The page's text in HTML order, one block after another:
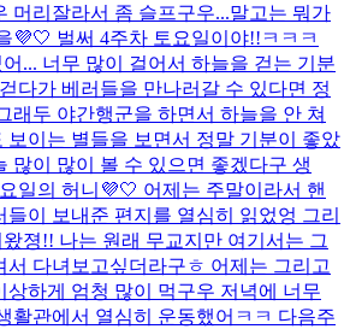
머리잘라서 좀 슬프구우...말고는 뭐가
💜🤍 벌써 4주차 토요일이야!!ㅋㅋㅋ
... 너무 많이 걸어서 하늘을 걷는 기분
다가 베러들을 만나러갈 수 있다면 정
래두 야간행군을 하면서 하늘을 안 쳐
보이는 별들을 보면서 정말 기분이 좋았
많이 많이 볼 수 있으면 좋겠다구 생
일의 허니💜🤍 어제는 주말이라서 핸
들이 보내준 편지를 열심히 읽었엉 그리
졍!! 나는 원래 무교지만 여기서는 그
서 다녀보고싶더라구ㅎ 어제는 그리고
상하게 엄청 많이 먹구우 저녁에 너무
활관에서 열심히 운동했어ㅋㅋ 다음주